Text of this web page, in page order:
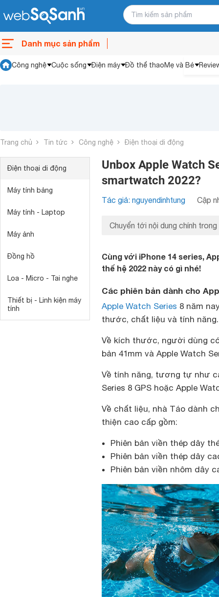
Danh mục sản phẩm
Công nghệ Cuộc sống Điện máy Đồ thể thaoMẹ và Bé
Trang chủ Tin tức Công nghệ Điện thoại di động
Điện thoại di động
Máy tính bảng
Máy tính - Laptop
Máy ảnh
Đồng hồ
Loa - Micro - Tai nghe
Thiết bị - Linh kiện máy
tính
Unbox Apple Watch
smartwatch 2022?
Tác giả: nguyendinhtung Cập
Chuyển tới nội dung chính trong
Cùng với iPhone 14 series,
thế hệ 2022 này có gì nhé!
Các phiên bản dành cho
Apple Watch Series 8 năm
thước, chất liệu và tính năng.
Về kích thước, người dùng
bản 41mm và Apple Watch
Về tính năng, tương tự như
Series 8 GPS hoặc Apple
Về chất liệu, nhà Táo dành
thiện cao cấp gồm:
Phiên bản viền thép dây
Phiên bản viền thép dây
Phiên bản viền nhôm dây